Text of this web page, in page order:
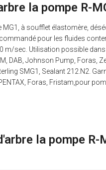
la pompe R-
à soufflet élastomère,
pour les fluides
m/sec. Utilisation possible
DAB, Johnson Pump, Foras,
SMG1, Sealant 212.N2.
Foras, Fristam,pour
la pompe R-